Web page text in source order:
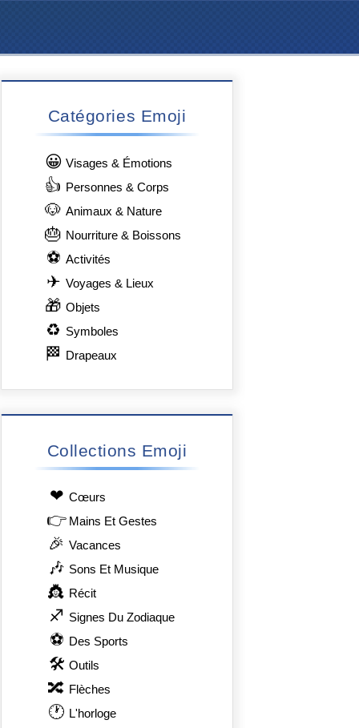
Catégories Emoji
😀 Visages & Émotions
👍 Personnes & Corps
🐶 Animaux & Nature
🎂 Nourriture & Boissons
⚽ Activités
✈ Voyages & Lieux
🎁 Objets
♻ Symboles
🏁 Drapeaux
Collections Emoji
❤ Сœurs
👉 Mains Et Gestes
🎉 Vacances
🎶 Sons Et Musique
👸 Récit
♐ Signes Du Zodiaque
⚽ Des Sports
🛠 Outils
🔀 Flèches
🕐 L'horloge